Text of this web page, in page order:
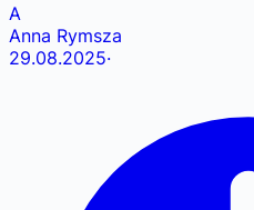
A
Anna Rymsza
29.08.2025·